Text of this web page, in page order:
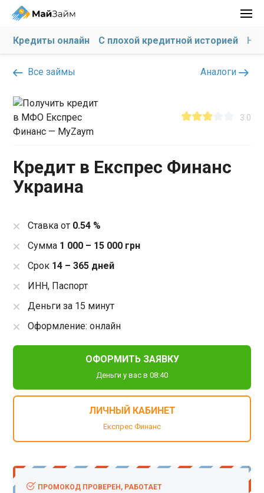
Кредиты онлайн С плохой кредитной историей На
Все займы Аналоги
3.0
Кредит в Експрес Финанс
Украина
Ставка от 0.54 %
Сумма 1 000 – 15 000 грн
Срок 14 – 365 дней
ИНН, Паспорт
Деньги за 15 минут
Оформление: онлайн
ОФОРМИТЬ ЗАЯВКУ
Деньги у вас в 08:40
ЛИЧНЫЙ КАБИНЕТ
Експрес Финанс
ПРОМОКОД ПРОВЕРЕН, РАБОТАЕТ